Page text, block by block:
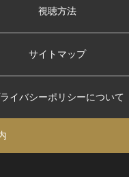
視聴方法
サイトマップ
イバシーポリシーについて